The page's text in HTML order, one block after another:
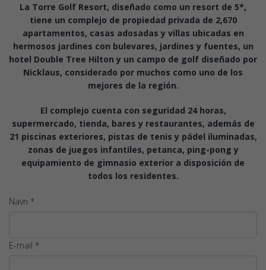
La Torre Golf Resort, diseñado como un resort de 5*,
tiene un complejo de propiedad privada de 2,670
apartamentos, casas adosadas y villas ubicadas en
hermosos jardines con bulevares, jardines y fuentes, un
hotel Double Tree Hilton y un campo de golf diseñado por
Nicklaus, considerado por muchos como uno de los
mejores de la región.
El complejo cuenta con seguridad 24 horas,
supermercado, tienda, bares y restaurantes, además de
21 piscinas exteriores, pistas de tenis y pádel iluminadas,
zonas de juegos infantiles, petanca, ping-pong y
equipamiento de gimnasio exterior a disposición de
todos los residentes.
Navn *
E-mail *